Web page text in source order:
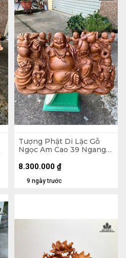
Tượng Phật Di Lặc Gỗ
Ngọc Am Cao 39 Ngang
9 ngày trước
8.300.000 ₫